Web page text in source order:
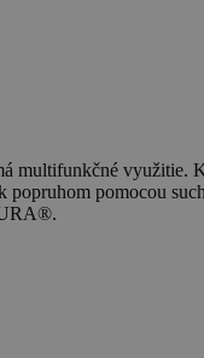
multifunkčné
pomocou